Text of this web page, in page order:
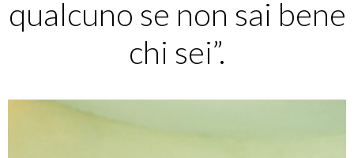
qualcuno se non sai bene
chi sei”.